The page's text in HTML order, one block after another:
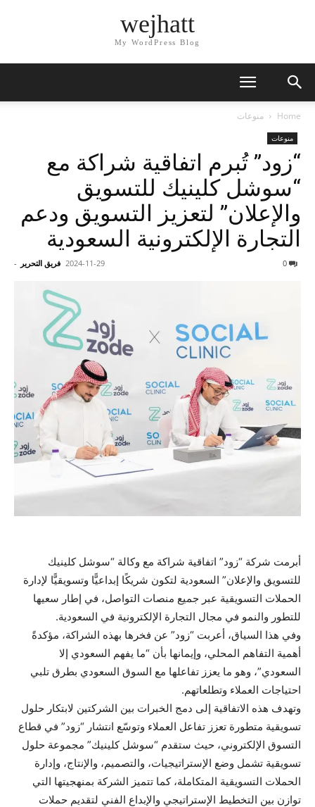
wejhatt
My WordPress Blog
Home منوعات
منوعات
“زود” تُبرم اتفاقية شراكة مع
“سوشل كلينيك للتسويق
والإعلان” لتعزيز التسويق ودعم
التجارة الإلكترونية السعودية
فريق التحرير - 2024-11-29
أبرمت شركة “زود” اتفاقية شراكة مع وكالة “سوشل كلينيك
للتسويق والإعلان” السعودية لتكون شريكًا إبداعيًّا وتسويقيًّا لإدارة
الحملات التسويقية عبر جميع منصات التواصل، في إطار سعيها
للتطور والنمو في مجال التجارة الإلكترونية في السعودية.
وفي هذا السياق، أعربت “زود” عن فخرها بهذه الشراكة، مؤكدةً
أهمية التفاهم المحلي، وإيمانها بأن “ما يفهم السعودي إلا
السعودي”، وهو ما يعزز تفاعلها مع السوق السعودي بطرق تلبي
احتياجات العملاء وتطلعاتهم.
وتهدف هذه الاتفاقية إلى دمج الخبرات بين الشركتين لابتكار حلول
تسويقية متطورة تعزز تفاعل العملاء وتوسّع انتشار “زود” في قطاع
التسوق الإلكتروني، حيث ستقدم “سوشل كلينيك” مجموعة حلول
تسويقية تشمل وضع الإستراتيجيات، والتصميم، والإنتاج، وإدارة
الحملات التسويقية المتكاملة، كما تتميز الشركة بمنهجيتها التي
توازن بين التخطيط الإستراتيجي والإبداع الفني لتقديم حملات